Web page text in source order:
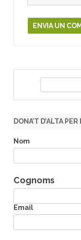
r
h
DONA’T D’ALTA
Nom
Cognoms
Email